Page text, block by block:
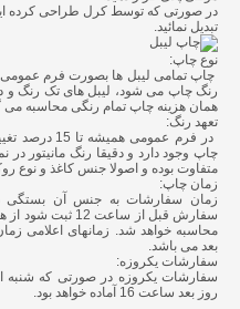
تبدیل نمائید.
نوع چاپ:
چاپ تمامی لیبل ها بصورت فرم عمومی
رنگ چاپ می شود، لیبل های تک رنگ و
همان هزینه چاپ تمام رنگی محاسبه می
تعهد رنگ:
در فرم عمومی
چاپ وجود دارد و دقیقا رنگ مانیتور در
متفاوت بوده و اصولا جنس کاغذ و نوع
زمان چاپ:
زمان سفارشات به جنس آن بستگی
سفارش قبل از
محاسبه خواهد شد. زمانهای اعلامی
بعد می باشد.
سفارشات یکروزه:
روز بعد ساعت 16 آماده خواهد بود.